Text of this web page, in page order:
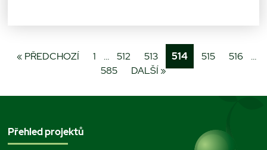
« PŘEDCHOZÍ 1 … 512 513 514 515 516
…
585
DALŠÍ »
Přehled projektů